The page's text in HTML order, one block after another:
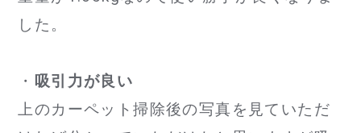
した。
・ 吸引力が良い
上のカーペット掃除後の写真を見ていただ